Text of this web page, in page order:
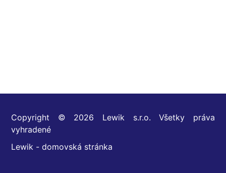
Copyright © 2026 Lewik s.r.o. Všetky práva
vyhradené
Lewik - domovská stránka